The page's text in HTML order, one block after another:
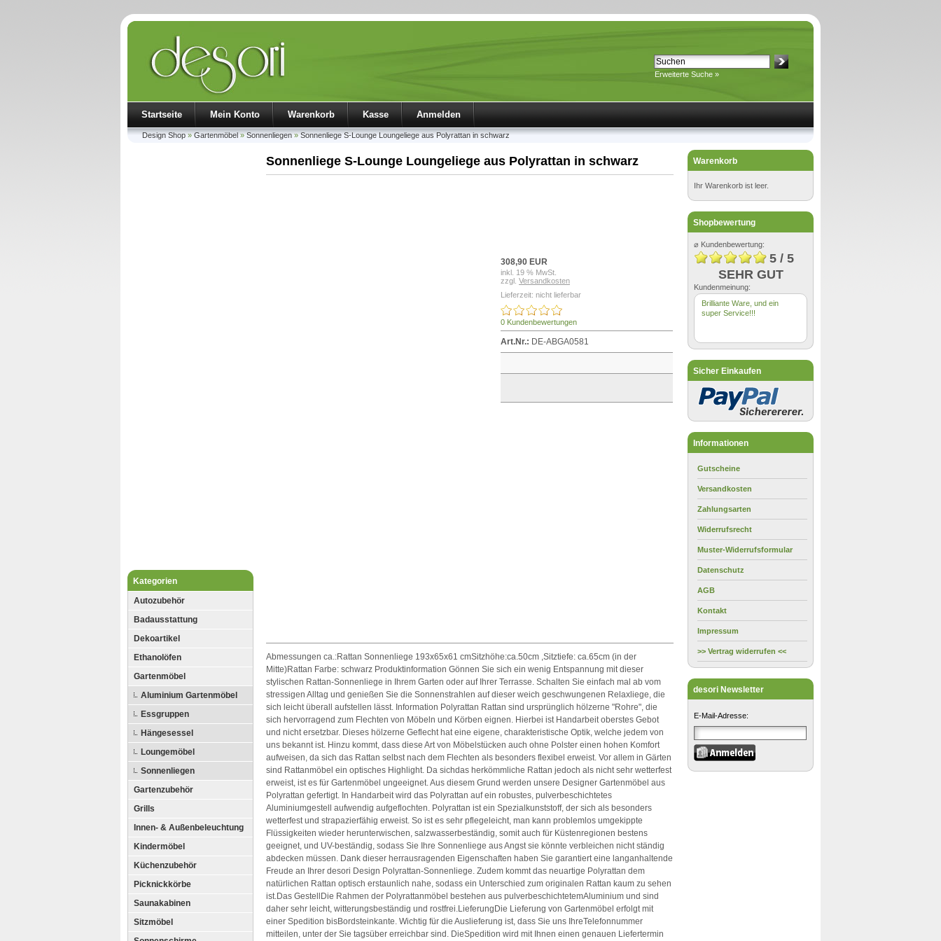
Erweiterte Suche »
Startseite Mein Konto Warenkorb Kasse Anmelden
Design Shop»Gartenmöbel»Sonnenliegen»Sonnenliege S-Lounge Loungeliege aus Polyrattan in schwarz
Kategorien
Autozubehör
Badausstattung
Dekoartikel
Ethanolöfen
Gartenmöbel
Aluminium Gartenmöbel
Essgruppen
Hängesessel
Loungemöbel
Sonnenliegen
Gartenzubehör
Grills
Innen- & Außenbeleuchtung
Kindermöbel
Küchenzubehör
Picknickkörbe
Saunakabinen
Sitzmöbel
Sonnenliege S-Lounge Loungeliege aus Polyrattan in schwarz
308,90 EUR
inkl. 19 % MwSt.
zzgl. Versandkosten
Lieferzeit: nicht lieferbar
0 Kundenbewertungen
Art.Nr.: DE-ABGA0581
Abmessungen ca.:Rattan Sonnenliege 193x65x61 cmSitzhöhe:ca.50cm ,Sitztiefe: ca.65cm (in der
Mitte)Rattan Farbe: schwarz Produktinformation Gönnen Sie sich ein wenig Entspannung mit dieser
stylischen Rattan-Sonnenliege in Ihrem Garten oder auf Ihrer Terrasse. Schalten Sie einfach mal ab vom
stressigen Alltag und genießen Sie die Sonnenstrahlen auf dieser weich geschwungenen Relaxliege, die
sich leicht überall aufstellen lässt. Information Polyrattan Rattan sind ursprünglich hölzerne "Rohre", die
sich hervorragend zum Flechten von Möbeln und Körben eignen. Hierbei ist Handarbeit oberstes Gebot
und nicht ersetzbar. Dieses hölzerne Geflecht hat eine eigene, charakteristische Optik, welche jedem von
uns bekannt ist. Hinzu kommt, dass diese Art von Möbelstücken auch ohne Polster einen hohen Komfort
aufweisen, da sich das Rattan selbst nach dem Flechten als besonders flexibel erweist. Vor allem in Gärten
sind Rattanmöbel ein optisches Highlight. Da sichdas herkömmliche Rattan jedoch als nicht sehr wetterfest
erweist, ist es für Gartenmöbel ungeeignet. Aus diesem Grund werden unsere Designer Gartenmöbel aus
Polyrattan gefertigt. In Handarbeit wird das Polyrattan auf ein robustes, pulverbeschichtetes
Aluminiumgestell aufwendig aufgeflochten. Polyrattan ist ein Spezialkunststoff, der sich als besonders
wetterfest und strapazierfähig erweist. So ist es sehr pflegeleicht, man kann problemlos umgekippte
Flüssigkeiten wieder herunterwischen, salzwasserbeständig, somit auch für Küstenregionen bestens
geeignet, und UV-beständig, sodass Sie Ihre Sonnenliege aus Angst sie könnte verbleichen nicht ständig
abdecken müssen. Dank dieser herrausragenden Eigenschaften haben Sie garantiert eine langanhaltende
Freude an Ihrer desori Design Polyrattan-Sonnenliege. Zudem kommt das neuartige Polyrattan dem
natürlichen Rattan optisch erstaunlich nahe, sodass ein Unterschied zum originalen Rattan kaum zu sehen
ist.Das GestellDie Rahmen der Polyrattanmöbel bestehen aus pulverbeschichtetemAluminium und sind
daher sehr leicht, witterungsbeständig und rostfrei.LieferungDie Lieferung von Gartenmöbel erfolgt mit
einer Spedition bisBordsteinkante. Wichtig für die Auslieferung ist, dass Sie uns IhreTelefonnummer
mitteilen, unter der Sie tagsüber erreichbar sind. DieSpedition wird mit Ihnen einen genauen Liefertermin
Warenkorb
Ihr Warenkorb ist leer.
Shopbewertung
⌀ Kundenbewertung:
5 / 5
SEHR GUT
Kundenmeinung:
Brilliante Ware, und ein
super Service!!!
Sicher Einkaufen
Informationen
Gutscheine
Versandkosten
Zahlungsarten
Widerrufsrecht
Muster-Widerrufsformular
Datenschutz
AGB
Kontakt
Impressum
>> Vertrag widerrufen <<
desori Newsletter
E-Mail-Adresse: